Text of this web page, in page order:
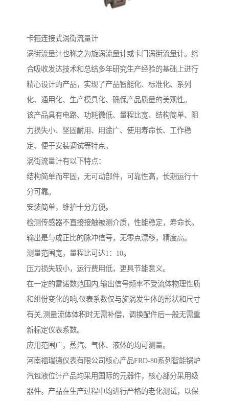
卡箍连接式涡街流量计
涡街流量计也称之为旋涡流量计或卡门涡街流量计。综
合吸收发达技术和总结多年研究生产经验的基础上进行
精心设计的产品，实现了产品智能化、标准化、系列
化、通用化、生产模具化、确保产品质量的美观性。
该产品具有电路、功耗微低、量程比宽、结构简单、阻
力损失小、坚固耐用、用途广、使用寿命长、工作稳
定、便于安装调试等特点。
涡街流量计有以下特点：
结构简单而牢固，无可动部件，可靠性高，长期运行十
分可靠。
安装简单，维护十分方便。
检测传感器不直接接触被测介质，性能稳定，寿命长。
输出是与成正比的脉冲信号，无零点漂移，精度高。
测量范围宽，量程比可达1：10。
压力损失较小，运行费用低，更具节能意义。
在一定的雷诺数范围内,输出信号频率不受流体物理性质
和组份变化的响,仪表系数仅与旋涡发生体的形状和尺寸
有关,测量流体体积时无需补偿，调换配件后一般无需重
新标定仪表系数。
应用范围广，蒸汽、气体、液体的均可测量。
河南福瑞德仪表有限公司核心产品FRD-80系列智能锅炉
汽包液位计产品均采用国际的元器件，核心部分采用级
器件。产品在生产过程中均进行严格的老化测试，以保